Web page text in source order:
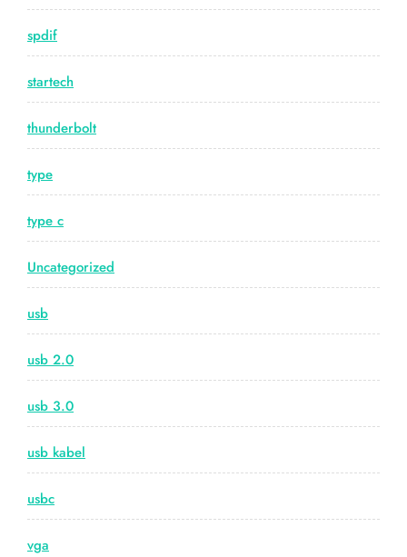
spdif
startech
thunderbolt
type
type c
Uncategorized
usb
usb 2.0
usb 3.0
usb kabel
usbc
vga